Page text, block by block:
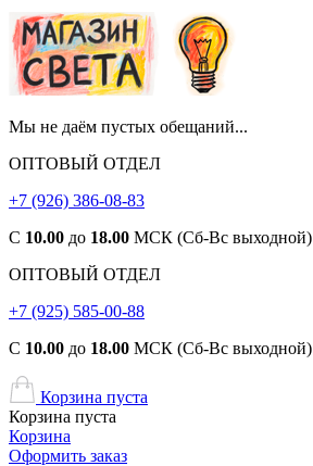
Мы не даём пустых обещаний...
ОПТОВЫЙ ОТДЕЛ
+7 (926) 386-08-83
С 10.00 до 18.00 МСК (Сб-Вс выходной)
ОПТОВЫЙ ОТДЕЛ
+7 (925) 585-00-88
С 10.00 до 18.00 МСК (Сб-Вс выходной)
Корзина пуста
Корзина пуста
Корзина
Оформить заказ